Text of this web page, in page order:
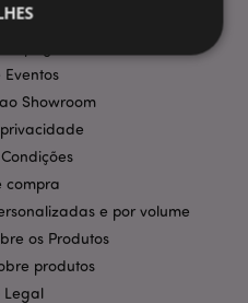
Eventos
Showroom
compra
e por volume
os Produtos
produtos
Legal
Desempenho
Funcionalidade
permitem
website, tais como login
O sítio web não
sem os cookies